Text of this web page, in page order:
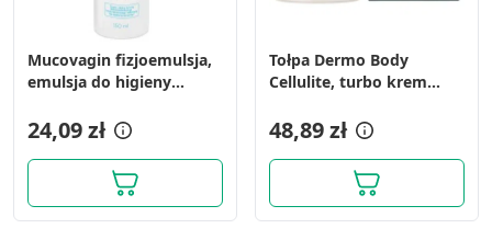
Mucovagin fizjoemulsja,
emulsja do higieny
24,09 zł
Tołpa Dermo Body
Cellulite, turbo krem
250 ml
48,89 zł